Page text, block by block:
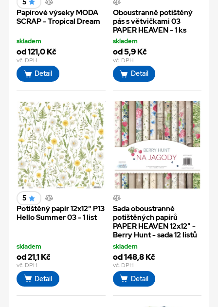
5
Papírové výseky MODA
SCRAP - Tropical Dream
skladem
od 121,0 Kč
vč. DPH
Detail
Oboustranně potištěný
pás s větvičkami 03
PAPER HEAVEN - 1 ks
skladem
od 5,9 Kč
vč. DPH
Detail
5
Potištěný papír 12x12" P13
Hello Summer 03 - 1 list
skladem
od 21,1 Kč
vč. DPH
Detail
Sada oboustranně
potištěných papírů
PAPER HEAVEN 12x12" -
Berry Hunt - sada 12 listů
skladem
od 148,8 Kč
vč. DPH
Detail